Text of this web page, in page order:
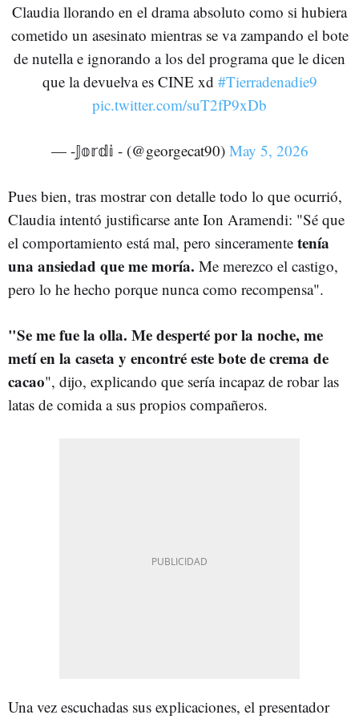
Claudia llorando en el drama absoluto como si hubiera
cometido un asesinato mientras se va zampando el bote
de nutella e ignorando a los del programa que le dicen
que la devuelva es CINE xd #Tierradenadie9
pic.twitter.com/suT2fP9xDb
— -𝕁𝕠𝕣𝕕𝕚 - (@georgecat90) May 5, 2026
Pues bien, tras mostrar con detalle todo lo que ocurrió,
Claudia intentó justificarse ante Ion Aramendi: "Sé que
el comportamiento está mal, pero sinceramente tenía
una ansiedad que me moría. Me merezco el castigo,
pero lo he hecho porque nunca como recompensa".
"Se me fue la olla. Me desperté por la noche, me
metí en la caseta y encontré este bote de crema de
cacao", dijo, explicando que sería incapaz de robar las
latas de comida a sus propios compañeros.
Una vez escuchadas sus explicaciones, el presentador